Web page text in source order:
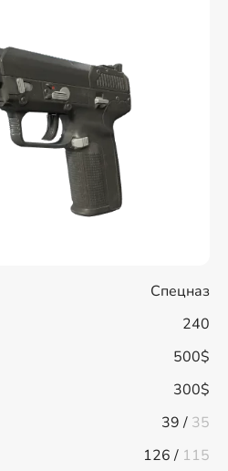
Спецназ
240
500$
300$
39 / 35
126 / 115